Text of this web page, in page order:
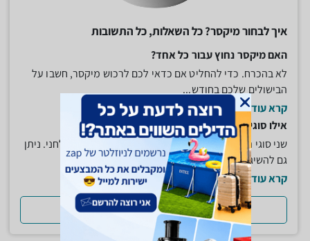
איך לבחור מיקסר? כל השאלות, כל התשובות
האם מיקסר נחוץ עבור כל אחד?
לא בהכרח. כדי להחליט אם כדאי לכם לרכוש מיקסר, חשבו על
הבישולים שלכם בחודש...
קרא עוד
אילו סוגי מיקסרים קיימים?
שני סוגי המיקסרים הנפוצים הם מיקסר ידני ומיקסר שולחני. ניתן
גם להשיג מיקסרים...
קרא עוד
למדריך המלא